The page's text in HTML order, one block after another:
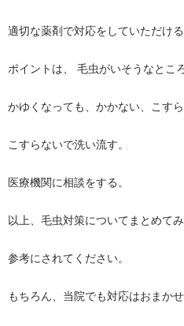
適切な薬剤で対応をしていただける
ポイントは、 毛虫がいそうなとこ
かゆくなっても、かかない、こすら
こすらないで洗い流す。
医療機関に相談をする。
以上、毛虫対策についてまとめてみ
参考にされてください。
もちろん、当院でも対応はおまかせ